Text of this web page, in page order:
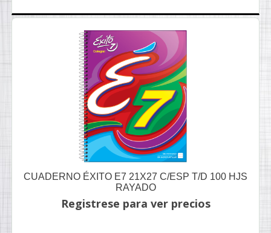
CUADERNO ÉXITO E7 21X27 C/ESP T/D 100 HJS
RAYADO
Registrese para ver precios